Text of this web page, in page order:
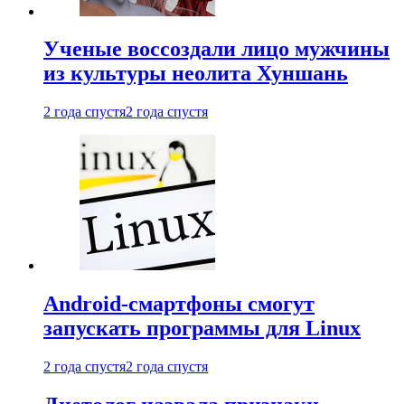
Ученые воссоздали лицо мужчины
из культуры неолита Хуншань
2 года спустя2 года спустя
Android-смартфоны смогут
запускать программы для Linux
2 года спустя2 года спустя